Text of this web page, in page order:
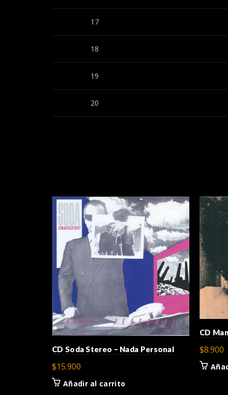
17
18
19
20
CD Soda Stereo – Nada Personal
$15.900
Añadir al carrito
CD
$8.900